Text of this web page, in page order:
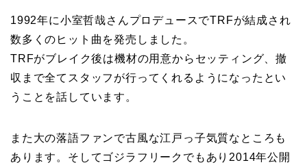
1992年に小室哲哉さんプロデュースでTRFが結成され
数多くのヒット曲を発売しました。
TRFがブレイク後は機材の用意からセッティング、撤
収まで全てスタッフが行ってくれるようになったとい
うことを話しています。
また大の落語ファンで古風な江戸っ子気質なところも
あります。そしてゴジラフリークでもあり2014年公開